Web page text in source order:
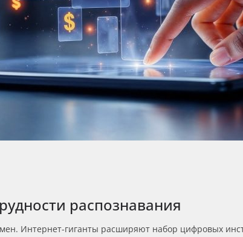
распознавания
Интернет-гиганты расширяют набор цифровых